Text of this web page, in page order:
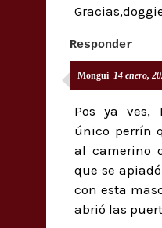
Responder
Mongui 14 enero,
Pos ya ves,
único perrín
al camerino
que se
con esta
abrió las